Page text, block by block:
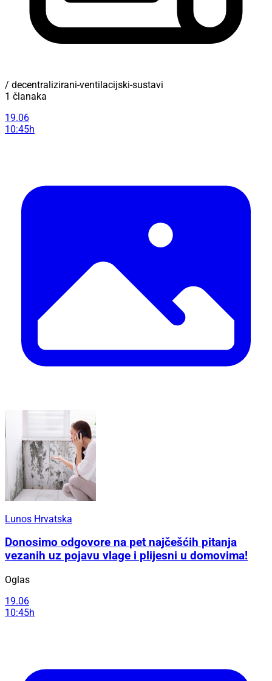
/ decentralizirani-ventilacijski-sustavi
1 članaka
19.06
10:45h
Lunos Hrvatska
Donosimo odgovore na pet najčešćih pitanja
vezanih uz pojavu vlage i plijesni u domovima!
Oglas
19.06
10:45h